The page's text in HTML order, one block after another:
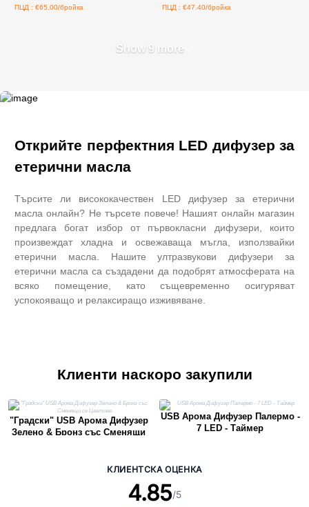
ПЦД : €65.00/бройка ПЦД : €47.40/бройка
Show 9 more
Открийте перфектния LED дифузер за
етерични масла
Търсите ли висококачествен LED дифузер за етерични
масла онлайн? Не търсете повече! Нашият онлайн магазин
предлага богат избор от първокласни дифузери, които
произвеждат хладна и освежаваща мъгла, използвайки
етерични масла. Нашите ултразвукови дифузери за
етерични масла са създадени да подобрят атмосферата на
всяко помещение, като същевременно осигуряват
успокояващо и релаксиращо изживяване.
Клиенти наскоро закупили
"Градски" USB Арома Дифузер
Зелено & Бронз със Сменящи
USB Арома Дифузер Палермо -
7 LED - Таймер
КЛИЕНТСКА ОЦЕНКА
4.85/5